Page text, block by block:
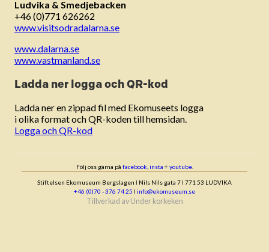
Ludvika & Smedjebacken
+46 (0)771 626262
www.visitsodradalarna.se
www.dalarna.se
www.vastmanland.se
Ladda ner logga och QR-kod
Ladda ner en zippad fil med Ekomuseets logga
i olika format och QR-koden till hemsidan.
Logga och QR-kod
Följ oss gärna på facebook insta + youtube.
Stiftelsen Ekomuseum Bergslagen ǀ Nils Nils gata 7 ǀ 771 53 LUDVIKA
+46 (0)70 - 376 74 25 ǀ info@ekomuseum.se
Tillverkad av Under korkeken